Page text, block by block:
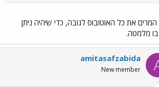
את כל האוטובוס לגובה, כדי שיהיה ניתן
מלמטה.
amitasafzabida
New member